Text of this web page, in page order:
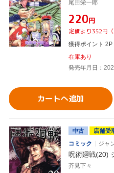
尾田栄一郎
¥220円
定価より352円
獲得ポイント 2P
在庫あり
発売年月日：
カートへ追加
中古
店舗受
コミック
ジャ
呪術廻戦(20)
芥見下々